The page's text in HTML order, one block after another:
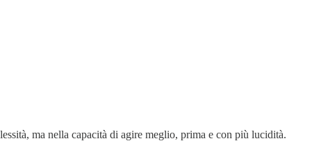
ma nella capacità di agire meglio, prima e con più lucidità.